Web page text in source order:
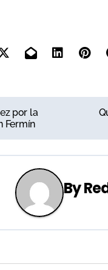
por la
Fermín
By